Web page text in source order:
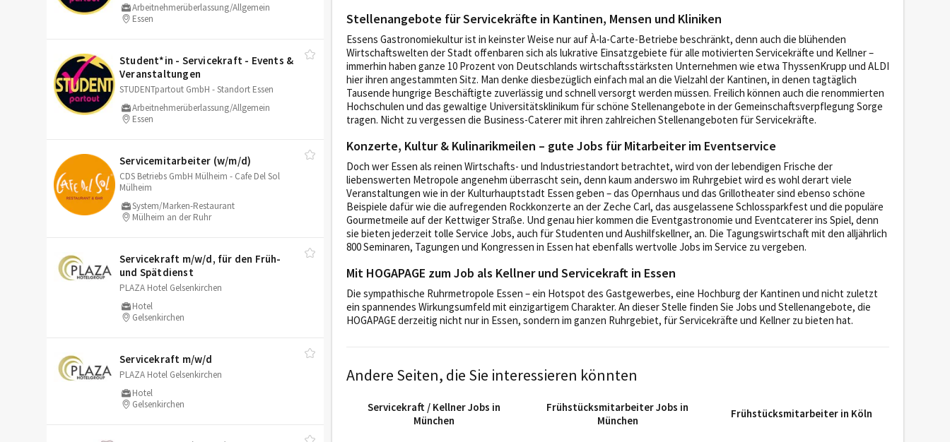
Arbeitnehmerüberlassung/Allgemein
Essen
Student*in - Servicekraft - Events &
Veranstaltungen
STUDENTpartout GmbH - Standort Essen
Arbeitnehmerüberlassung/Allgemein
Essen
Servicemitarbeiter (w/​m/​d)
CDS Betriebs GmbH Mülheim - Cafe Del Sol
Mülheim
System/Marken-Restaurant
Mülheim an der Ruhr
Servicekraft m/​w/​d, für den Früh-
und Spätdienst
PLAZA Hotel Gelsenkirchen
Hotel
Gelsenkirchen
Servicekraft m/​w/​d
PLAZA Hotel Gelsenkirchen
Hotel
Gelsenkirchen
Stellenangebote für Servicekräfte in Kantinen, Mensen und Kliniken
Essens Gastronomiekultur ist in keinster Weise nur auf À-la-Carte-Betriebe beschränkt, denn auch die blühenden
Wirtschaftswelten der Stadt offenbaren sich als lukrative Einsatzgebiete für alle motivierten Servicekräfte und Kellner –
immerhin haben ganze 10 Prozent von Deutschlands wirtschaftsstärksten Unternehmen wie etwa ThyssenKrupp und ALDI
hier ihren angestammten Sitz. Man denke diesbezüglich einfach mal an die Vielzahl der Kantinen, in denen tagtäglich
Tausende hungrige Beschäftigte zuverlässig und schnell versorgt werden müssen. Freilich können auch die renommierten
Hochschulen und das gewaltige Universitätsklinikum für schöne Stellenangebote in der Gemeinschaftsverpflegung Sorge
tragen. Nicht zu vergessen die Business-Caterer mit ihren zahlreichen Stellenangeboten für Servicekräfte.
Konzerte, Kultur & Kulinarikmeilen – gute Jobs für Mitarbeiter im Eventservice
Doch wer Essen als reinen Wirtschafts- und Industriestandort betrachtet, wird von der lebendigen Frische der
liebenswerten Metropole angenehm überrascht sein, denn kaum anderswo im Ruhrgebiet wird es wohl derart viele
Veranstaltungen wie in der Kulturhauptstadt Essen geben – das Opernhaus und das Grillotheater sind ebenso schöne
Beispiele dafür wie die aufregenden Rockkonzerte an der Zeche Carl, das ausgelassene Schlossparkfest und die populäre
Gourmetmeile auf der Kettwiger Straße. Und genau hier kommen die Eventgastronomie und Eventcaterer ins Spiel, denn
sie bieten jederzeit tolle Service Jobs, auch für Studenten und Aushilfskellner, an. Die Tagungswirtschaft mit den alljährlich
800 Seminaren, Tagungen und Kongressen in Essen hat ebenfalls wertvolle Jobs im Service zu vergeben.
Mit HOGAPAGE zum Job als Kellner und Servicekraft in Essen
Die sympathische Ruhrmetropole Essen – ein Hotspot des Gastgewerbes, eine Hochburg der Kantinen und nicht zuletzt
ein spannendes Wirkungsumfeld mit einzigartigem Charakter. An dieser Stelle finden Sie Jobs und Stellenangebote, die
HOGAPAGE derzeitig nicht nur in Essen, sondern im ganzen Ruhrgebiet, für Servicekräfte und Kellner zu bieten hat.
Andere Seiten, die Sie interessieren könnten
Servicekraft / Kellner Jobs in
München
Frühstücksmitarbeiter Jobs in
München
Frühstücksmitarbeiter in Köln